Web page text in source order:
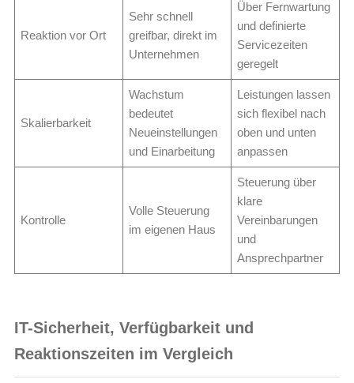
Reaktion vor Ort
Sehr schnell
greifbar, direkt im
Unternehmen
Über Fernwartung
und definierte
Servicezeiten
geregelt
Skalierbarkeit
Wachstum
bedeutet
Neueinstellungen
und Einarbeitung
Leistungen lassen
sich flexibel nach
oben und unten
anpassen
Kontrolle
Volle Steuerung
im eigenen Haus
Steuerung über
klare
Vereinbarungen
und
Ansprechpartner
IT-Sicherheit, Verfügbarkeit und
Reaktionszeiten im Vergleich